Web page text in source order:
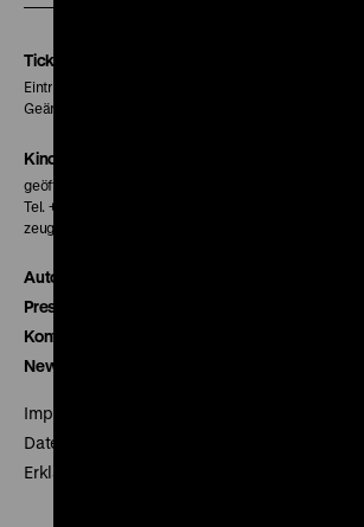
Tickets
Eintritt 5 €
Geänderte Preise sind im Programm vermerkt.
Kinokasse
geöffnet 30 Minuten vor Beginn der ersten Vorstellung
Tel. + 49 30 20304-770
zeughauskino@dhm.de
Autor*innen
Presse
Kontakt
Newsletter
Impressum
Datenschutz
Erklärung digitale Barrierefreiheit